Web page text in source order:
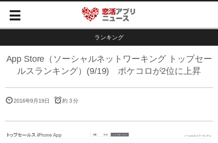
ランキング
App Store（ソーシャルネットワーキング トップセー
ルスランキング）(9/19) ポケコロが2位に上昇
2016年9月19日 約 3 分